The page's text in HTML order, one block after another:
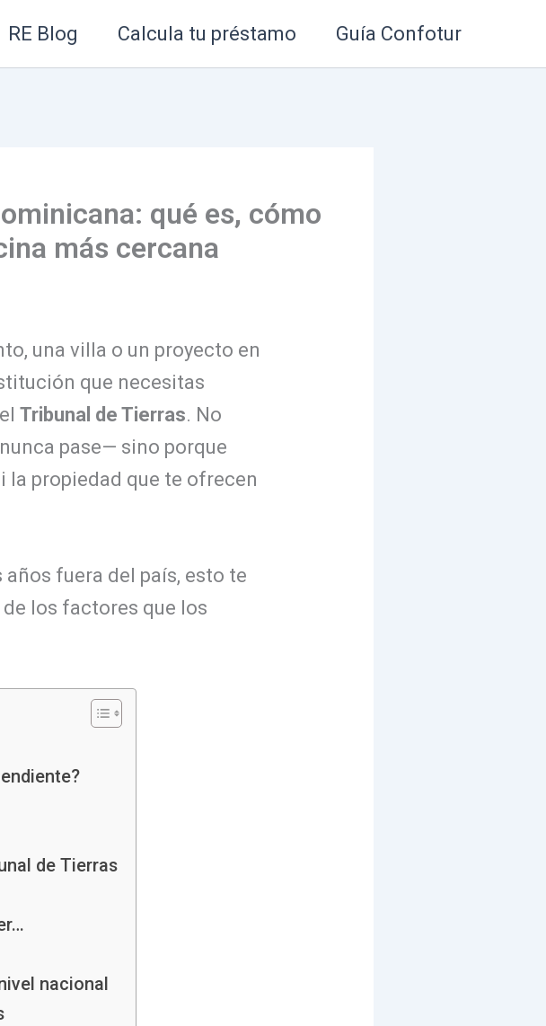
RE Blog Calcula tu préstamo Guía Confotur
qué es, cómo
más cercana
una villa o un proyecto en
que necesitas
Tribunal de Tierras. No
pase— sino porque
la propiedad que te ofrecen
años fuera del país, esto te
los factores que los
de Tierras
nacional